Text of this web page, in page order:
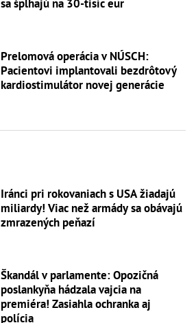
sa šplhajú na 30-tisíc eur
Prelomová operácia v NÚSCH:
Pacientovi implantovali bezdrôtový
kardiostimulátor novej generácie
Iránci pri rokovaniach s USA žiadajú
miliardy! Viac než armády sa obávajú
zmrazených peňazí
Škandál v parlamente: Opozičná
poslankyňa hádzala vajcia na
premiéra! Zasiahla ochranka aj
polícia